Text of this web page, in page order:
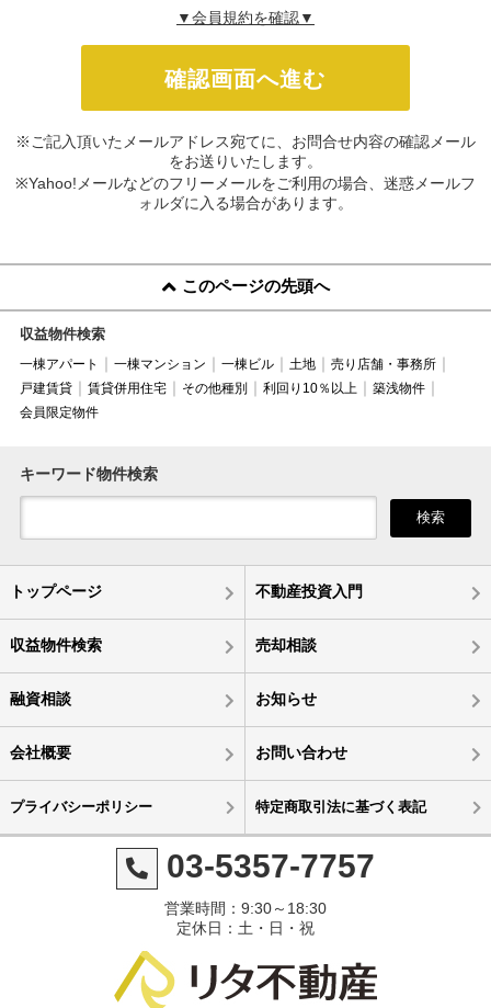
▼会員規約を確認▼
※ご記入頂いたメールアドレス宛てに、お問合せ内容の確認メール
をお送りいたします。
※Yahoo!メールなどのフリーメールをご利用の場合、迷惑メールフ
ォルダに入る場合があります。
このページの先頭へ
収益物件検索
一棟アパート 一棟マンション 一棟ビル 土地
売り店舗・事務所
戸建賃貸
賃貸併用住宅 その他種別 利回り10％以上
築浅物件
会員限定物件
キーワード物件検索
検索
トップページ 不動産投資入門
収益物件検索 売却相談
融資相談 お知らせ
会社概要 お問い合わせ
プライバシーポリシー 特定商取引法に基づく表記
03-5357-7757
営業時間：9:30～18:30
定休日：土・日・祝